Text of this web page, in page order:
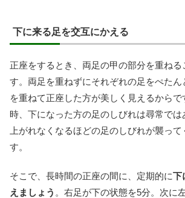
下に来る足を交互にかえる
正座をするとき、両足の甲の部分を重ね
す。両足を重ねずにそれぞれの足をぺたん
を重ねて正座した方が美しく見えるから
時、下になった方の足のしびれは尋常では
上がれなくなるほどの足のしびれが襲っ
す。
そこで、長時間の正座の間に、定期的に下
えましょう 。右足が下の状態を5分。次に